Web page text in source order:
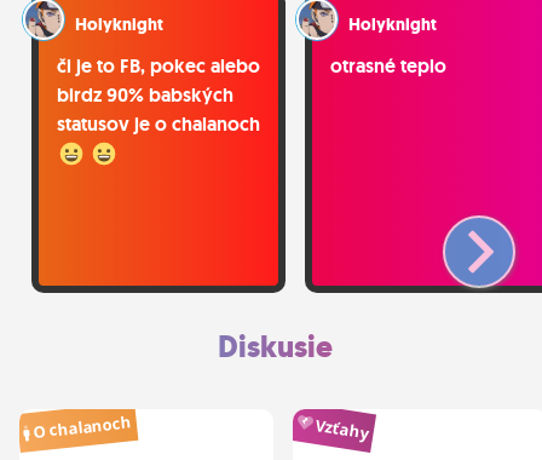
Holyknight
či je to FB, pokec alebo
birdz 90% babských
statusov je o chalanoch
Holyknight
otrasné teplo
Diskusie
O chalanoch Vzťahy